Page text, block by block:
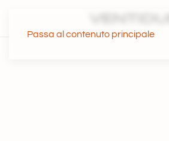
Passa al contenuto principale